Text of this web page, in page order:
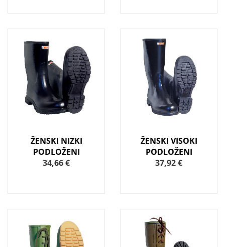
ŽENSKI NIZKI
PODLOŽENI
34,66 €
ŽENSKI VISOKI
PODLOŽENI
37,92 €